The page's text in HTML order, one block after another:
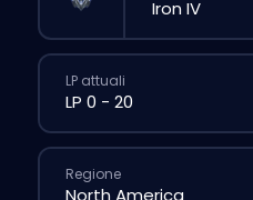
LP attuali
Regione